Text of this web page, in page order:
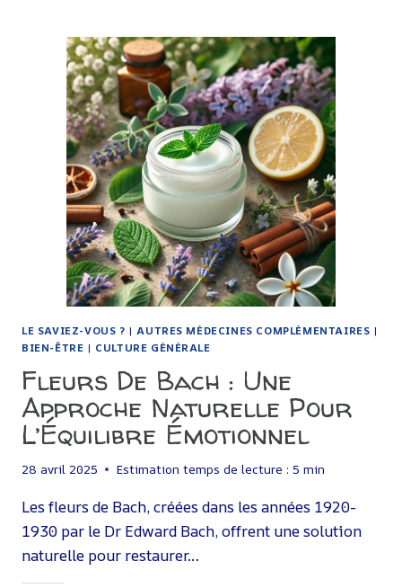
–
ANALYSE
CHRÉTIENNE
:
UNE
FABLE
FUTURISTE
SUR
LA
VIE,
LA
MORT
ET
LE
PRIX
DE
L’HOMME
LE SAVIEZ-VOUS ? |AUTRES MÉDECINES COMPLÉMENTAIRES |
BIEN-ÊTRE | CULTURE GÉNÉRALE
Fleurs De Bach : Une
Approche Naturelle Pour
L’Équilibre Émotionnel
28 avril 2025 Estimation temps de lecture : 5 min
Les fleurs de Bach, créées dans les années 1920-
1930 par le Dr Edward Bach, offrent une solution
naturelle pour restaurer…